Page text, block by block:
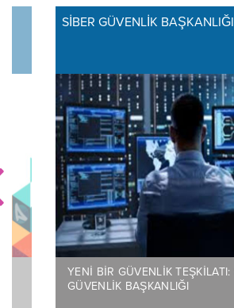
SİBER GÜVENLİK
YENİ BİR GÜVENLİK TEŞKİLATI:
GÜVENLİK BAŞKANLIĞI